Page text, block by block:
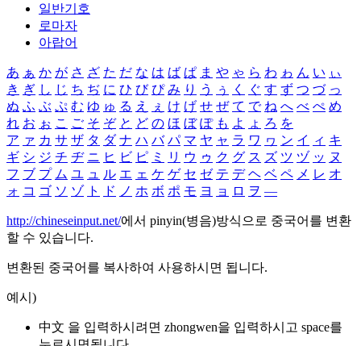
일반기호
로마자
아랍어
あ ぁ か が さ ざ た だ な は ば ぱ ま や ゃ ら わ ゎ ん い ぃ
き ぎ し じ ち ぢ に ひ び ぴ み り う ぅ く ぐ す ず つ づ っ
ぬ ふ ぶ ぷ む ゆ ゅ る え ぇ け げ せ ぜ て で ね へ べ ぺ め
れ お ぉ こ ご そ ぞ と ど の ほ ぼ ぽ も よ ょ ろ を
ア ァ カ サ ザ タ ダ ナ ハ バ パ マ ヤ ャ ラ ワ ヮ ン イ ィ キ
ギ シ ジ チ ヂ ニ ヒ ビ ピ ミ リ ウ ゥ ク グ ス ズ ツ ヅ ッ ヌ
フ ブ プ ム ユ ュ ル エ ェ ケ ゲ セ ゼ テ デ ヘ ベ ペ メ レ オ
ォ コ ゴ ソ ゾ ト ド ノ ホ ボ ポ モ ヨ ョ ロ ヲ ―
http://chineseinput.net/에서 pinyin(병음)방식으로 중국어를 변환
할 수 있습니다.
변환된 중국어를 복사하여 사용하시면 됩니다.
예시)
中文 을 입력하시려면 zhongwen을 입력하시고 space를